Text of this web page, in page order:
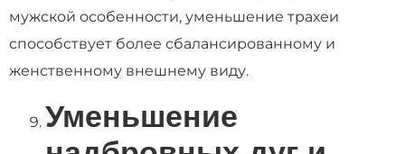
мужской особенности, уменьшение трахеи
способствует более сбалансированному и
женственному внешнему виду.
Уменьшение